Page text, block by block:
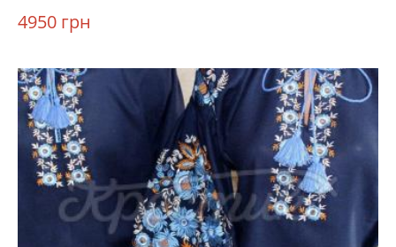
4950 грн